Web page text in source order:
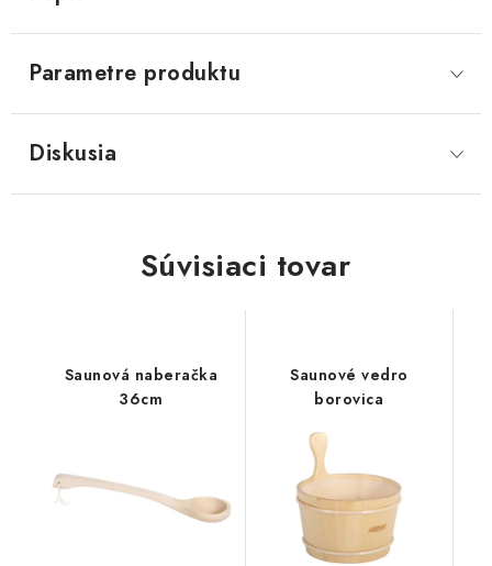
Parametre produktu
Diskusia
Súvisiaci tovar
Saunová naberačka
36cm
Saunové vedro
borovica